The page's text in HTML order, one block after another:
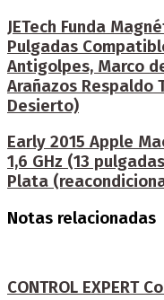
JETech Funda
Pulgadas
Antigolpes, Marco
Arañazos Respaldo
Desierto)
Early 2015 Apple
1,6 GHz (13
Plata
Notas relacionadas
CONTROL EXPERT